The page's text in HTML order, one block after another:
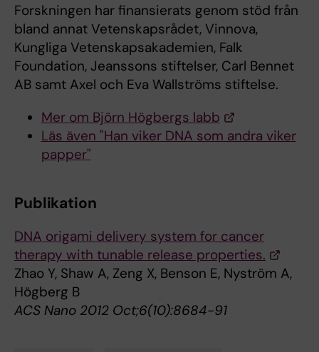
Forskningen har finansierats genom stöd från
bland annat Vetenskapsrådet, Vinnova,
Kungliga Vetenskapsakademien, Falk
Foundation, Jeanssons stiftelser, Carl Bennet
AB samt Axel och Eva Wallströms stiftelse.
Mer om Björn Högbergs labb
Läs även "Han viker DNA som andra viker
papper"
Publikation
DNA origami delivery system for cancer
therapy with tunable release properties.
Zhao Y, Shaw A, Zeng X, Benson E, Nyström A,
Högberg B
ACS Nano 2012 Oct;6(10):8684-91